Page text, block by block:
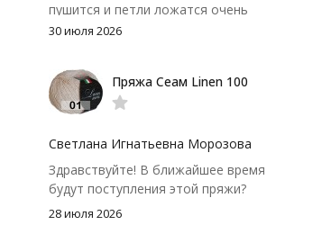
пушится и петли ложатся очень
аккуратно. После стирки полотно
потеряло, цвет тоже не стал
тусклее. Единственный нюанс -
моточки маленькие, расход лучше
чуть-чуть не хватило))
30 июля 2026
Пряжа Сеам Linen 100
Светлана Игнатьевна Морозова
Здравствуйте! В ближайшее время
будут поступления этой пряжи?
28 июля 2026